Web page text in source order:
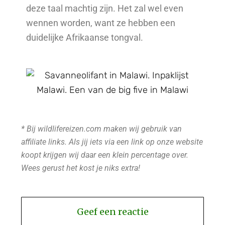
deze taal machtig zijn. Het zal wel even
wennen worden, want ze hebben een
duidelijke Afrikaanse tongval.
* Bij wildlifereizen.com maken wij gebruik van
affiliate links. Als jij iets via een link op onze website
koopt krijgen wij daar een klein percentage over.
Wees gerust het kost je niks extra!
Geef een reactie